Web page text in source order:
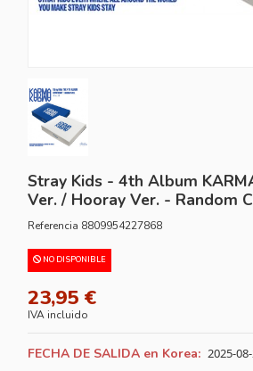
Stray Kids - 4th Album
Ver. / Hooray Ver. - Random
Referencia 8809954227868
NO DISPONIBLE
23,95 €
IVA incluido
FECHA DE SALIDA en Korea: 2025-